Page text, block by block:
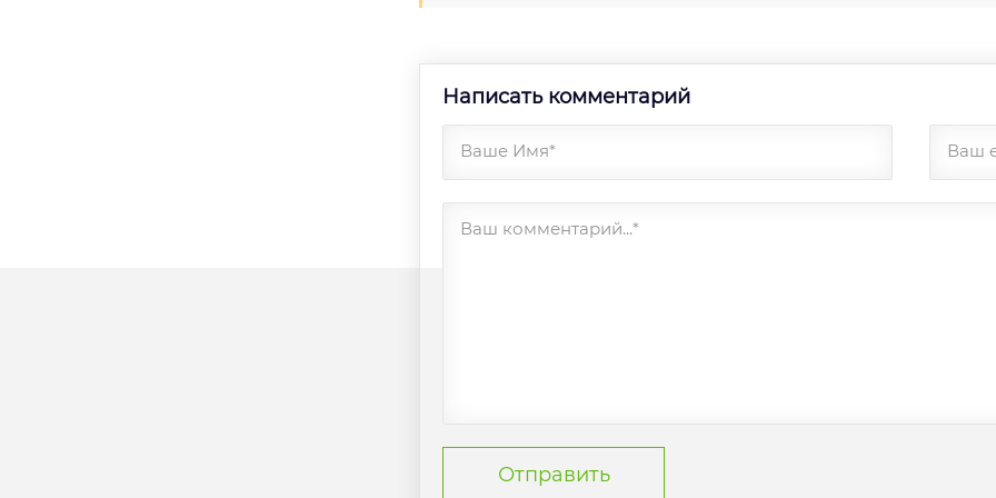
Написать комментарий
Ваше Имя* Ваш
Ваш комментарий...*